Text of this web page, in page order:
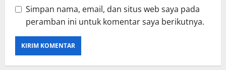
Simpan nama, email, dan situs web saya pada
peramban ini untuk komentar saya berikutnya.